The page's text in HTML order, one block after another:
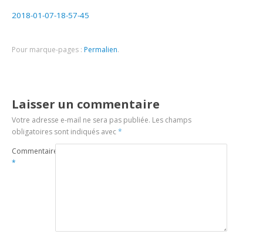
2018-01-07-18-57-45
Pour marque-pages : Permalien.
Laisser un commentaire
Votre adresse e-mail ne sera pas publiée. Les champs
obligatoires sont indiqués avec*
Commentaire
*